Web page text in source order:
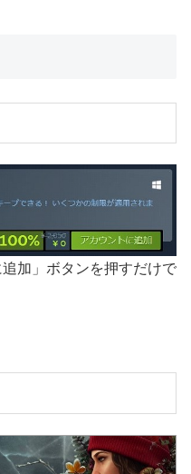
加」ボタンを押すだけで